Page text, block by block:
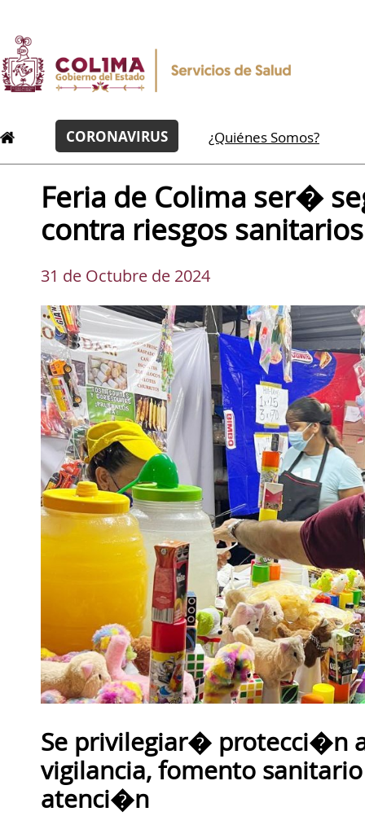
CORONAVIRUS ¿Quiénes Somos?
Feria de Colima ser�
contra riesgos
31 de Octubre de 2024
Se privilegiar� protecci�n
vigilancia, fomento
atenci�n